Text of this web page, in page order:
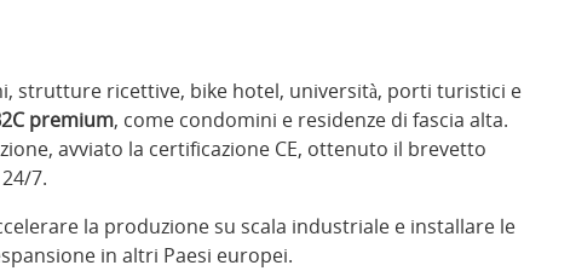
strutture ricettive, bike hotel, università, porti turistici e
premium, come condomini e residenze di fascia alta.
avviato la certificazione CE, ottenuto il brevetto
7.
la produzione su scala industriale e installare le
in altri Paesi europei.